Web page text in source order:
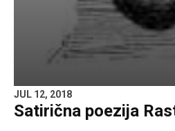
JUL 12, 2018
Satirična poezija